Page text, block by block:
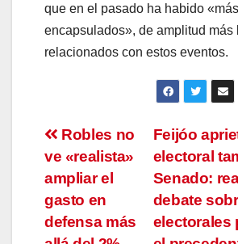
que en el pasado ha habido
encapsulados», de amplitud más
relacionados con estos eventos.
Navegación
de
entradas
Feijóo
electoral
Senado:
debate
electorales
Robles no
ve «realista»
ampliar el
gasto en
defensa más